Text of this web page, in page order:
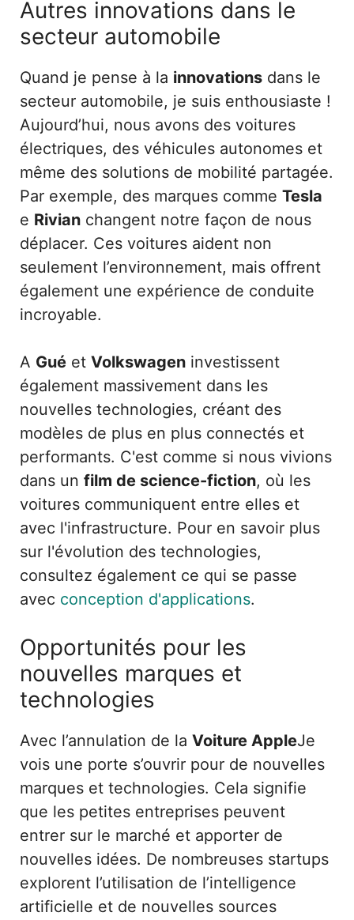
Autres innovations dans le
secteur automobile
Quand je pense à la innovations dans le
secteur automobile, je suis enthousiaste !
Aujourd’hui, nous avons des voitures
électriques, des véhicules autonomes et
même des solutions de mobilité partagée.
Par exemple, des marques comme Tesla
e Rivian changent notre façon de nous
déplacer. Ces voitures aident non
seulement l’environnement, mais offrent
également une expérience de conduite
incroyable.
A Gué et Volkswagen investissent
également massivement dans les
nouvelles technologies, créant des
modèles de plus en plus connectés et
performants. C'est comme si nous vivions
dans un film de science-fiction, où les
voitures communiquent entre elles et
avec l'infrastructure. Pour en savoir plus
sur l'évolution des technologies,
consultez également ce qui se passe
avec conception d'applications.
Opportunités pour les
nouvelles marques et
technologies
Avec l’annulation de la Voiture AppleJe
vois une porte s’ouvrir pour de nouvelles
marques et technologies. Cela signifie
que les petites entreprises peuvent
entrer sur le marché et apporter de
nouvelles idées. De nombreuses startups
explorent l’utilisation de l’intelligence
artificielle et de nouvelles sources